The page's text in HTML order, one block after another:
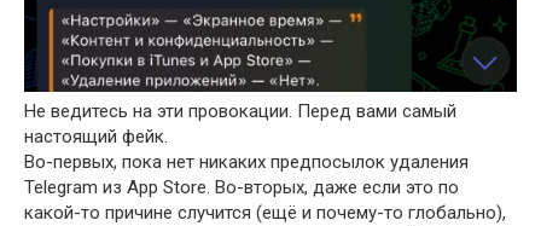
Не ведитесь на эти провокации. Перед вами самый
настоящий фейк.
Во-первых, пока нет никаких предпосылок удаления
Telegram из App Store. Во-вторых, даже если это по
какой-то причине случится (ещё и почему-то глобально),